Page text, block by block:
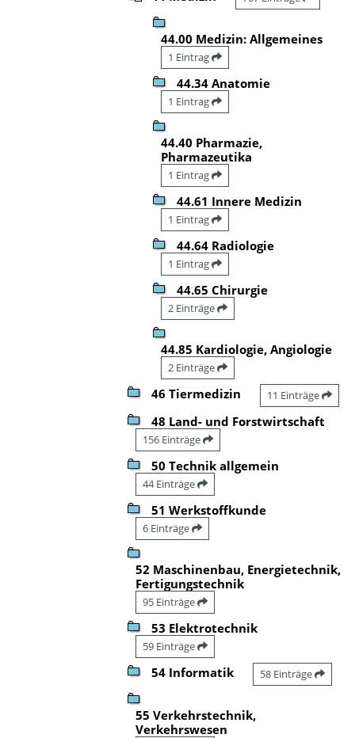
44.00 Medizin: Allgemeines
1 Eintrag
44.34 Anatomie
1 Eintrag
44.40 Pharmazie,
Pharmazeutika
1 Eintrag
44.61 Innere Medizin
1 Eintrag
44.64 Radiologie
1 Eintrag
44.65 Chirurgie
2 Einträge
44.85 Kardiologie, Angiologie
2 Einträge
46 Tiermedizin 11 Einträge
48 Land- und Forstwirtschaft
156 Einträge
50 Technik allgemein
44 Einträge
51 Werkstoffkunde
6 Einträge
52 Maschinenbau, Energietechnik,
Fertigungstechnik
95 Einträge
53 Elektrotechnik
59 Einträge
54 Informatik 58 Einträge
55 Verkehrstechnik,
Verkehrswesen